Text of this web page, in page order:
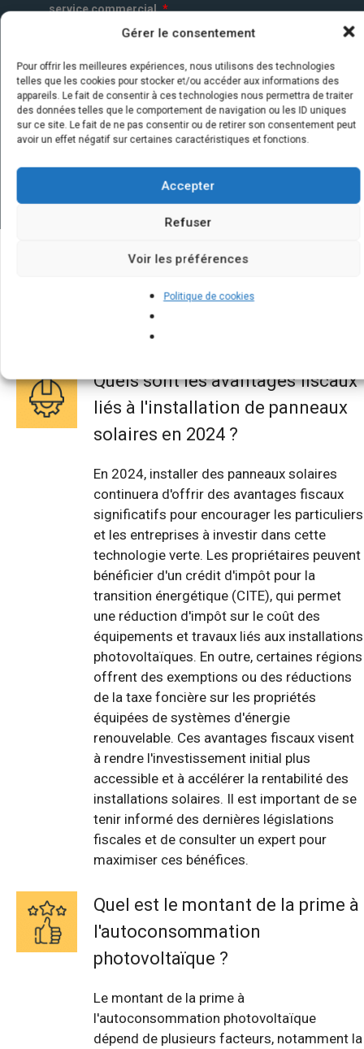
Gérer le consentement
Pour offrir les meilleures expériences, nous utilisons des technologies
telles que les cookies pour stocker et/ou accéder aux informations des
appareils. Le fait de consentir à ces technologies nous permettra de traiter
des données telles que le comportement de navigation ou les ID uniques
sur ce site. Le fait de ne pas consentir ou de retirer son consentement peut
avoir un effet négatif sur certaines caractéristiques et fonctions.
Accepter
Refuser
Voir les préférences
Politique de cookies
service commercial.*
Quelques infos sur nos centrales
solaires : questions et réponses
Quels sont les avantages fiscaux
liés à l'installation de panneaux
solaires en 2024 ?
En 2024, installer des panneaux solaires
continuera d'offrir des avantages fiscaux
significatifs pour encourager les particuliers
et les entreprises à investir dans cette
technologie verte. Les propriétaires peuvent
bénéficier d'un crédit d'impôt pour la
transition énergétique (CITE), qui permet
une réduction d'impôt sur le coût des
équipements et travaux liés aux installations
photovoltaïques. En outre, certaines régions
offrent des exemptions ou des réductions
de la taxe foncière sur les propriétés
équipées de systèmes d'énergie
renouvelable. Ces avantages fiscaux visent
à rendre l'investissement initial plus
accessible et à accélérer la rentabilité des
installations solaires. Il est important de se
tenir informé des dernières législations
fiscales et de consulter un expert pour
maximiser ces bénéfices.
Quel est le montant de la prime à
l'autoconsommation
photovoltaïque ?
Le montant de la prime à
l'autoconsommation photovoltaïque
dépend de plusieurs facteurs, notamment la